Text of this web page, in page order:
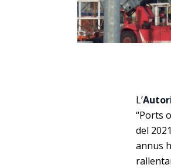
L’
“Ports
del
annus